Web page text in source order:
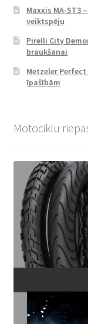
Maxxis MA-ST3
veiktspēju
Pirelli City
braukšanai
Metzeler
īpašībām
Motociklu